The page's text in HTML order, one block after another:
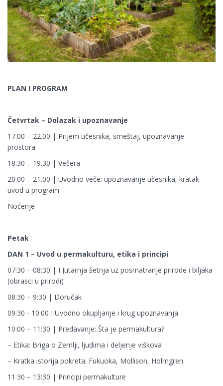
PLAN I PROGRAM
Četvrtak – Dolazak i upoznavanje
17.00 – 22.00 | Prijem učesnika, smeštaj, upoznavanje
prostora
18.30 – 19.30 | Večera
20.00 – 21.00 | Uvodno veče: upoznavanje učesnika, kratak
uvod u program
Noćenje
Petak
DAN 1 – Uvod u permakulturu, etika i principi
07:30 – 08:30 | I Jutarnja šetnja uz posmatranje prirode i biljaka
(obrasci u prirodi)
08:30 – 9:30 | Doručak
09:30 - 10:00 I Uvodno okupljanje i krug upoznavanja
10:00 – 11:30 | Predavanje: Šta je permakultura?
– Etika: Briga o Zemlji, ljudima i deljenje viškova
– Kratka istorija pokreta: Fukuoka, Mollison, Holmgren
11:30 – 13:30 | Principi permakulture